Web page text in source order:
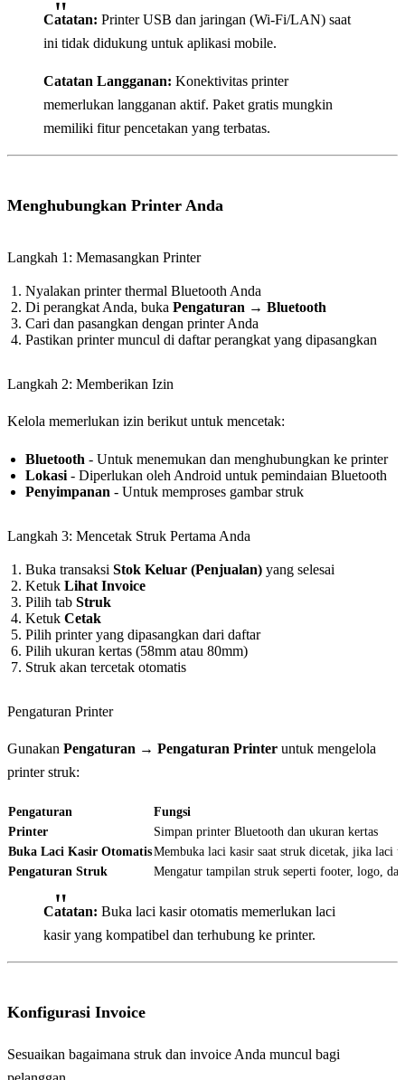
Catatan: Printer USB dan jaringan (Wi-Fi/LAN) saat
ini tidak didukung untuk aplikasi mobile.
Catatan Langganan: Konektivitas printer
memerlukan langganan aktif. Paket gratis mungkin
memiliki fitur pencetakan yang terbatas.
Menghubungkan Printer Anda
Langkah 1: Memasangkan Printer
Nyalakan printer thermal Bluetooth Anda
Di perangkat Anda, buka Pengaturan → Bluetooth
Cari dan pasangkan dengan printer Anda
Pastikan printer muncul di daftar perangkat yang dipasangkan
Langkah 2: Memberikan Izin
Kelola memerlukan izin berikut untuk mencetak:
Bluetooth - Untuk menemukan dan menghubungkan ke printer
Lokasi- Diperlukan oleh Android untuk pemindaian Bluetooth
Penyimpanan - Untuk memproses gambar struk
Langkah 3: Mencetak Struk Pertama Anda
Buka transaksi Stok Keluar (Penjualan) yang selesai
Ketuk Lihat Invoice
Pilih tab Struk
Ketuk Cetak
Pilih printer yang dipasangkan dari daftar
Pilih ukuran kertas (58mm atau 80mm)
Struk akan tercetak otomatis
Pengaturan Printer
Gunakan Pengaturan → Pengaturan Printer untuk mengelola
printer struk:
Pengaturan
Fungsi
Printer
Simpan printer Bluetooth dan ukuran kertas
Buka Laci Kasir OtomatisMembuka laci kasir saat struk dicetak, jika laci
Pengaturan Struk
Mengatur tampilan struk seperti footer, logo,
Catatan: Buka laci kasir otomatis memerlukan laci
kasir yang kompatibel dan terhubung ke printer.
Konfigurasi Invoice
Sesuaikan bagaimana struk dan invoice Anda muncul bagi